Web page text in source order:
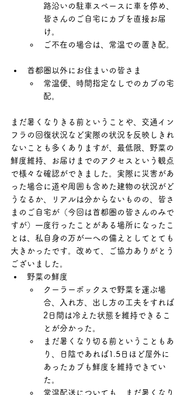
路沿いの駐車スペースに車を停め、
皆さんのご自宅にカブを直接お届
け。
ご不在の場合は、常温での置き配。
首都圏以外にお住まいの皆さま
常温便、時間指定なしでのカブの宅
配。
まだ暑くなりきる前ということや、交通イン
フラの回復状況など実際の状況を反映しきれ
ないことも多くありますが、最低限、野菜の
鮮度維持、お届けまでのアクセスという観点
で様々な確認ができました。実際に災害があ
った場合に道や周囲も含めた建物の状況がど
うなるか、リアルは分からないものの、皆さ
まのご自宅が（今回は首都圏の皆さんのみで
すが）一度行ったことがある場所になったこ
とは、私自身の万が一への備えとしてとても
大きかったです。改めて、ご協力ありがとう
ございました。
野菜の鮮度
クーラーボックスで野菜を運ぶ場
合、入れ方、出し方の工夫をすれば
2日間は冷えた状態を維持できるこ
とが分かった。
まだ暑くなり切る前ということもあ
り、日陰であれば1.5日ほど屋外に
あったカブも鮮度を維持できてい
た。
常温配送についても、まだ暑くなり